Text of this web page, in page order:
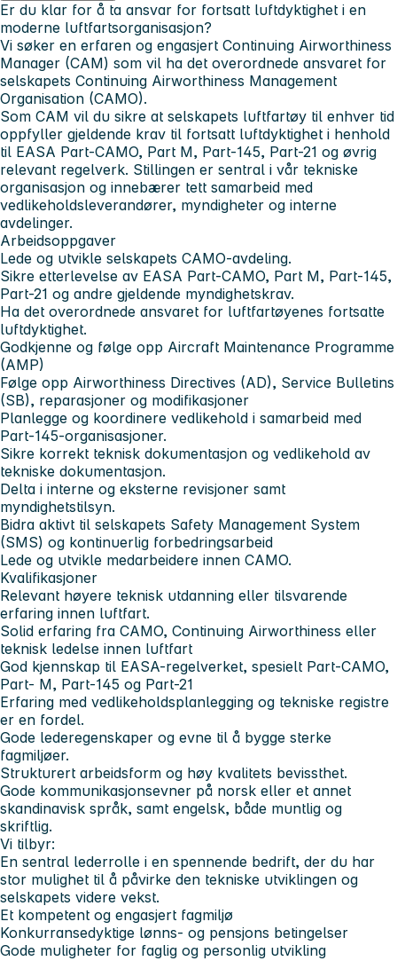
Er du klar for å ta ansvar for fortsatt luftdyktighet i en
moderne luftfartsorganisasjon?
Vi søker en erfaren og engasjert Continuing Airworthiness
Manager (CAM) som vil ha det overordnede ansvaret for
selskapets Continuing Airworthiness Management
Organisation (CAMO).
Som CAM vil du sikre at selskapets luftfartøy til enhver tid
oppfyller gjeldende krav til fortsatt luftdyktighet i henhold
til EASA Part-CAMO, Part M, Part-145, Part-21 og øvrig
relevant regelverk. Stillingen er sentral i vår tekniske
organisasjon og innebærer tett samarbeid med
vedlikeholdsleverandører, myndigheter og interne
avdelinger.
Arbeidsoppgaver
Lede og utvikle selskapets CAMO-avdeling.
Sikre etterlevelse av EASA Part-CAMO, Part M, Part-145,
Part-21 og andre gjeldende myndighetskrav.
Ha det overordnede ansvaret for luftfartøyenes fortsatte
luftdyktighet.
Godkjenne og følge opp Aircraft Maintenance Programme
(AMP)
Følge opp Airworthiness Directives (AD), Service Bulletins
(SB), reparasjoner og modifikasjoner
Planlegge og koordinere vedlikehold i samarbeid med
Part-145-organisasjoner.
Sikre korrekt teknisk dokumentasjon og vedlikehold av
tekniske dokumentasjon.
Delta i interne og eksterne revisjoner samt
myndighetstilsyn.
Bidra aktivt til selskapets Safety Management System
(SMS) og kontinuerlig forbedringsarbeid
Lede og utvikle medarbeidere innen CAMO.
Kvalifikasjoner
Relevant høyere teknisk utdanning eller tilsvarende
erfaring innen luftfart.
Solid erfaring fra CAMO, Continuing Airworthiness eller
teknisk ledelse innen luftfart
God kjennskap til EASA-regelverket, spesielt Part-CAMO,
Part- M, Part-145 og Part-21
Erfaring med vedlikeholdsplanlegging og tekniske registre
er en fordel.
Gode lederegenskaper og evne til å bygge sterke
fagmiljøer.
Strukturert arbeidsform og høy kvalitets bevissthet.
Gode kommunikasjonsevner på norsk eller et annet
skandinavisk språk, samt engelsk, både muntlig og
skriftlig.
Vi tilbyr:
En sentral lederrolle i en spennende bedrift, der du har
stor mulighet til å påvirke den tekniske utviklingen og
selskapets videre vekst.
Et kompetent og engasjert fagmiljø
Konkurransedyktige lønns- og pensjons betingelser
Gode muligheter for faglig og personlig utvikling